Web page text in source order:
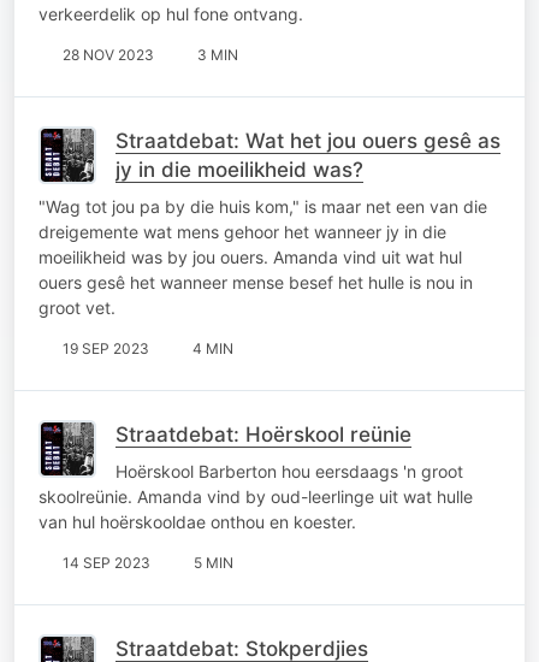
verkeerdelik op hul fone ontvang.
28 NOV 2023 3 MIN
Straatdebat: Wat het jou ouers gesê as
jy in die moeilikheid was?
"Wag tot jou pa by die huis kom," is maar net een van die
dreigemente wat mens gehoor het wanneer jy in die
moeilikheid was by jou ouers. Amanda vind uit wat hul
ouers gesê het wanneer mense besef het hulle is nou in
groot vet.
19 SEP 2023 4 MIN
Straatdebat: Hoërskool reünie
Hoërskool Barberton hou eersdaags 'n groot
skoolreünie. Amanda vind by oud-leerlinge uit wat hulle
van hul hoërskooldae onthou en koester.
14 SEP 2023 5 MIN
Straatdebat: Stokperdjies